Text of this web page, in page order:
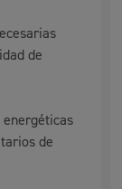
de
energéticas
de